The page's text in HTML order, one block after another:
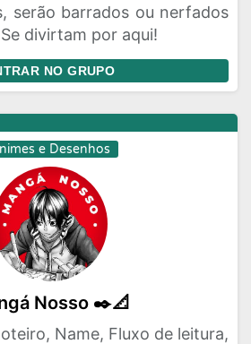
serão barrados ou nerfados
divirtam por aqui!
NO GRUPO
e Desenhos
Nosso ✒️📐
Name, Fluxo de leitura,